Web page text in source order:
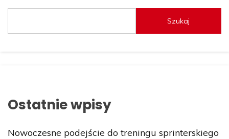
Szukaj
Ostatnie wpisy
Nowoczesne podejście do treningu sprinterskiego